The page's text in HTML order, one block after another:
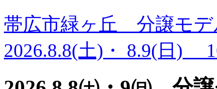
帯広市緑ヶ丘 分譲モデ
2026.8.8(土)・ 8.9(日)